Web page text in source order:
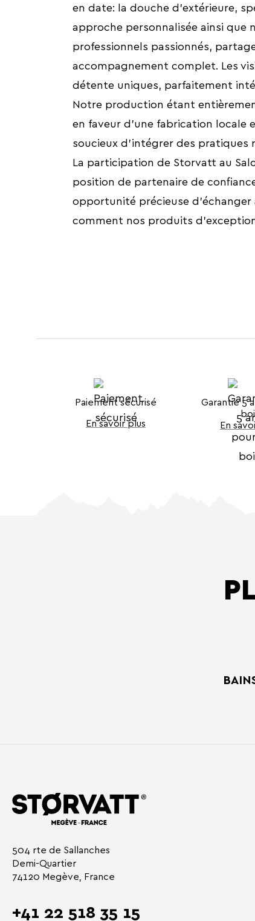
en date: la douche d’extérieure,
approche personnalisée ainsi que
professionnels passionnés,
accompagnement complet. Les
détente uniques, parfaitement
Notre production étant
en faveur d’une fabrication
soucieux d’intégrer des pratiques
La participation de Storvatt au
position de partenaire de
opportunité précieuse
comment nos produits
Paiement sécurisé
En savoir plus
Garantie 5
En
504 rte de Sallanches
Demi-Quartier
74120 Megève, France
+41 22 518 35 15